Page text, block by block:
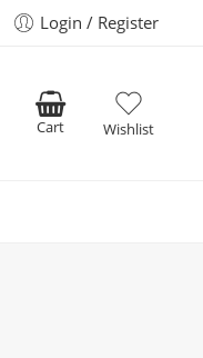
Login / Register
Cart Wishlist